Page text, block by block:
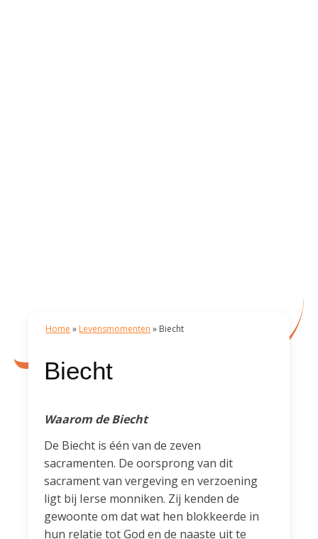
Biecht
Home » Levensmomenten » Biecht
Waarom de Biecht
De Biecht is één van de zeven
sacramenten. De oorsprong van dit
sacrament van vergeving en verzoening
ligt bij Ierse monniken. Zij kenden de
gewoonte om dat wat hen blokkeerde in
hun relatie tot God en de naaste uit te